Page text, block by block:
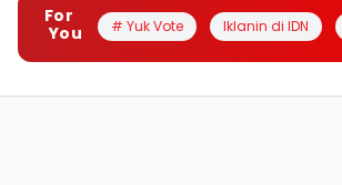
For
You
# Yuk Vote Iklanin di IDN